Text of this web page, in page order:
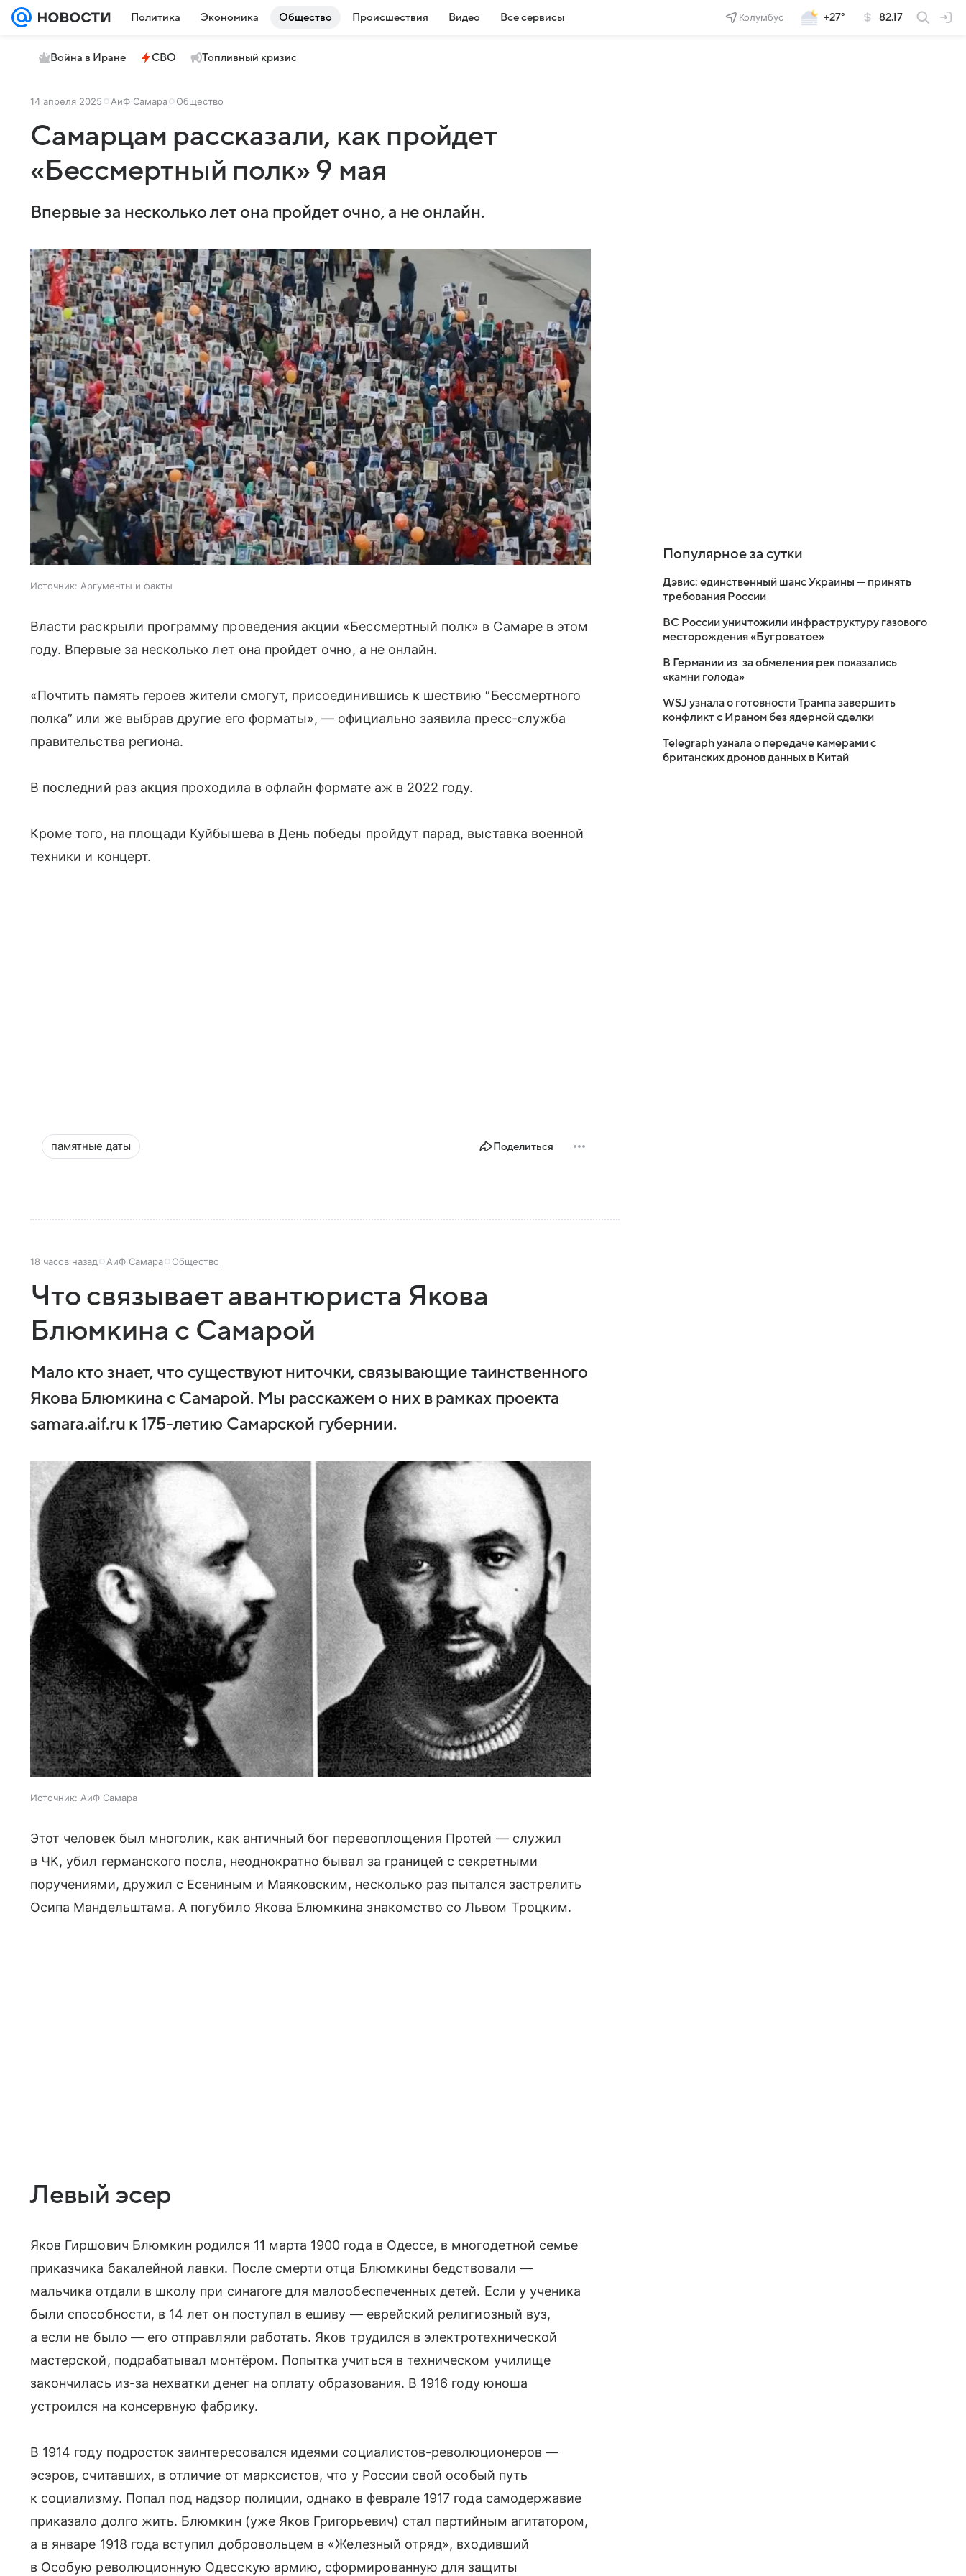
Политика Экономика Общество Происшествия Видео Все сервисы Колумбус +27° 82.17
Война в Иране СВО Топливный кризис
14 апреля 2025 АиФ Самара Общество
Самарцам рассказали, как пройдет
«Бессмертный полк» 9 мая
Впервые за несколько лет она пройдет очно, а не онлайн.
Источник: Аргументы и факты
Власти раскрыли программу проведения акции «Бессмертный полк» в Самаре в этом
году. Впервые за несколько лет она пройдет очно, а не онлайн.
«Почтить память героев жители смогут, присоединившись к шествию “Бессмертного
полка” или же выбрав другие его форматы», — официально заявила пресс-служба
правительства региона.
В последний раз акция проходила в офлайн формате аж в 2022 году.
Кроме того, на площади Куйбышева в День победы пройдут парад, выставка военной
техники и концерт.
памятные даты Поделиться
18 часов назад АиФ Самара Общество
Что связывает авантюриста Якова
Блюмкина с Самарой
Мало кто знает, что существуют ниточки, связывающие таинственного
Якова Блюмкина с Самарой. Мы расскажем о них в рамках проекта
samara.aif.ru к 175-летию Самарской губернии.
Источник: АиФ Самара
Этот человек был многолик, как античный бог перевоплощения Протей — служил
в ЧК, убил германского посла, неоднократно бывал за границей с секретными
поручениями, дружил с Есениным и Маяковским, несколько раз пытался застрелить
Осипа Мандельштама. А погубило Якова Блюмкина знакомство со Львом Троцким.
Левый эсер
Яков Гиршович Блюмкин родился 11 марта 1900 года в Одессе, в многодетной семье
приказчика бакалейной лавки. После смерти отца Блюмкины бедствовали —
мальчика отдали в школу при синагоге для малообеспеченных детей. Если у ученика
были способности, в 14 лет он поступал в ешиву — еврейский религиозный вуз,
а если не было — его отправляли работать. Яков трудился в электротехнической
мастерской, подрабатывал монтёром. Попытка учиться в техническом училище
закончилась из-за нехватки денег на оплату образования. В 1916 году юноша
устроился на консервную фабрику.
В 1914 году подросток заинтересовался идеями социалистов-революционеров —
эсэров, считавших, в отличие от марксистов, что у России свой особый путь
к социализму. Попал под надзор полиции, однако в феврале 1917 года самодержавие
приказало долго жить. Блюмкин (уже Яков Григорьевич) стал партийным агитатором,
а в январе 1918 года вступил добровольцем в «Железный отряд», входивший
в Особую революционную Одесскую армию, сформированную для защиты
Популярное за сутки
Дэвис: единственный шанс Украины — принять
требования России
ВС России уничтожили инфраструктуру газового
месторождения «Бугроватое»
В Германии из-за обмеления рек показались
«камни голода»
WSJ узнала о готовности Трампа завершить
конфликт с Ираном без ядерной сделки
Telegraph узнала о передаче камерами с
британских дронов данных в Китай